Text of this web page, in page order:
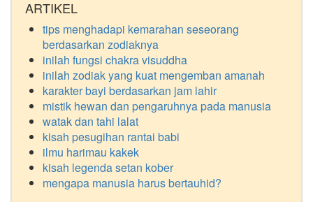
ARTIKEL
tips menghadapi kemarahan seseorang
berdasarkan zodiaknya
inilah fungsi chakra visuddha
inilah zodiak yang kuat mengemban amanah
karakter bayi berdasarkan jam lahir
mistik hewan dan pengaruhnya pada manusia
watak dan tahi lalat
kisah pesugihan rantai babi
ilmu harimau kakek
kisah legenda setan kober
mengapa manusia harus bertauhid?